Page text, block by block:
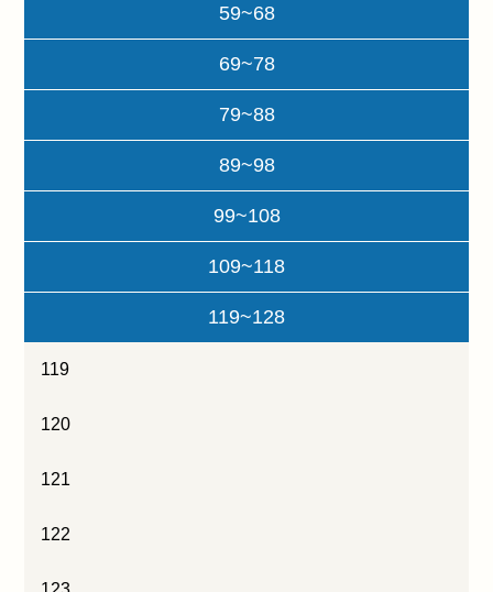
59~68
69~78
79~88
89~98
99~108
109~118
119~128
119
120
121
122